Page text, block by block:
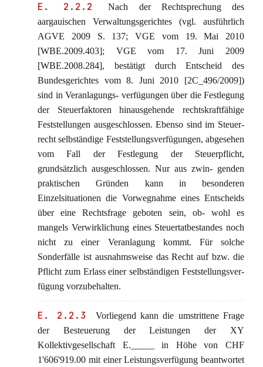
E. 2.2.2
Nach der Rechtsprechung des
aargauischen Verwaltungsgerichtes (vgl. ausführlich
AGVE 2009 S. 137; VGE vom 19. Mai 2010
[WBE.2009.403]; VGE vom 17. Juni 2009
[WBE.2008.284], bestätigt durch Entscheid des
Bundesgerichtes vom 8. Juni 2010 [2C_496/2009])
sind in Veranlagungs- verfügungen über die Festlegung
der Steuerfaktoren hinausgehende rechtskraftfähige
Feststellungen ausgeschlossen. Ebenso sind im Steuer-
recht selbständige Feststellungsverfügungen, abgesehen
vom Fall der Festlegung der Steuerpflicht,
grundsätzlich ausgeschlossen. Nur aus zwin- genden
praktischen Gründen kann in besonderen
Einzelsituationen die Vorwegnahme eines Entscheids
über eine Rechtsfrage geboten sein, ob- wohl es
mangels Verwirklichung eines Steuertatbestandes noch
nicht zu einer Veranlagung kommt. Für solche
Sonderfälle ist ausnahmsweise das Recht auf bzw. die
Pflicht zum Erlass einer selbständigen Feststellungsver-
fügung vorzubehalten.
E. 2.2.3
Vorliegend kann die umstrittene Frage
der Besteuerung der Leistungen der XY
Kollektivgesellschaft E._____ in Höhe von CHF
1'606'919.00 mit einer Leistungsverfügung beantwortet